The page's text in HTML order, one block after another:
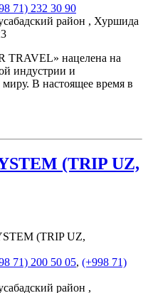
71) 232 30 90
район , Хуршида
TRAVEL» нацелена на
индустрии и
В настоящее время в
(TRIP UZ,
71) 200 50 05, (+998 71)
район ,